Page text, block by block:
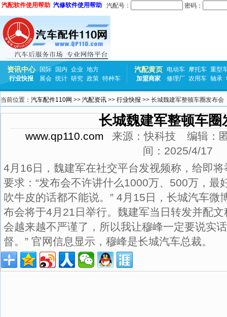
汽配软件使用帮助 汽修软件使用帮助 汽配号： 密码：
资讯中心 国际 国内 企业 地方
行业快报
展会 统计 研究 政策 特种车
汽配黄页 电动车 摩托车 重型
加盟商家
修理厂 农用车 轴承
当前位置： 汽车配件110网 >> 汽配资讯 >> 行业快报 >> 长城魏建军整顿车圈发布会
长城魏建军整顿车圈
www.qp110.com 来源：快科技 编辑：
间： 2025/4/17
4月16日，魏建军在社交平台发视频称，给即
要求：“发布会不许讲什么1000万、500万，最
吹牛皮的话都不能说。” 4月15日，长城汽车微
布会将于4月21日举行。魏建军当日转发并配
会越来越不严谨了，所以我让穆峰一定要说实
督。” 官网信息显示，穆峰是长城汽车总裁。